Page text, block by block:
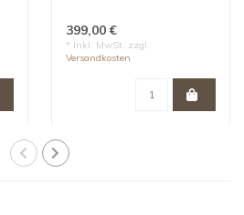
399,00 €
* Inkl. MwSt. zzgl.
Versandkosten